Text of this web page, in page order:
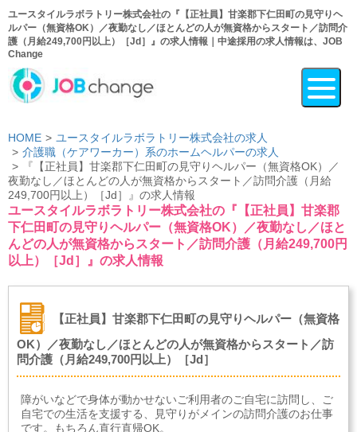
ユースタイルラボラトリー株式会社の『【正社員】甘楽郡下仁田町の見守りヘ
ルパー（無資格OK）／夜勤なし／ほとんどの人が無資格からスタート／訪問介
護（月給249,700円以上）［Jd］』の求人情報｜中途採用の求人情報は、JOB
Change
HOME
ユースタイルラボラトリー株式会社の求人
介護職（ケアワーカー）系のホームヘルパーの求人
『【正社員】甘楽郡下仁田町の見守りヘルパー（無資格OK）／
夜勤なし／ほとんどの人が無資格からスタート／訪問介護（月給
249,700円以上）［Jd］』の求人情報
ユースタイルラボラトリー株式会社の『【正社員】甘楽郡
下仁田町の見守りヘルパー（無資格OK）／夜勤なし／ほと
んどの人が無資格からスタート／訪問介護（月給249,700円
以上）［Jd］』の求人情報
【正社員】甘楽郡下仁田町の見守りヘルパー（無資格
OK）／夜勤なし／ほとんどの人が無資格からスタート／訪
問介護（月給249,700円以上）［Jd］
障がいなどで身体が動かせないご利用者のご自宅に訪問し、ご
自宅での生活を支援する、見守りがメインの訪問介護のお仕事
です。もちろん直行直帰OK。